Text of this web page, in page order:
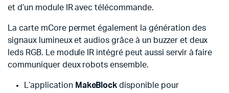
et d’un module IR avec télécommande.
La carte mCore permet également la génération des
signaux lumineux et audios grâce à un buzzer et deux
leds RGB. Le module IR intégré peut aussi servir à faire
communiquer deux robots ensemble.
L’application MakeBlockdisponible pour